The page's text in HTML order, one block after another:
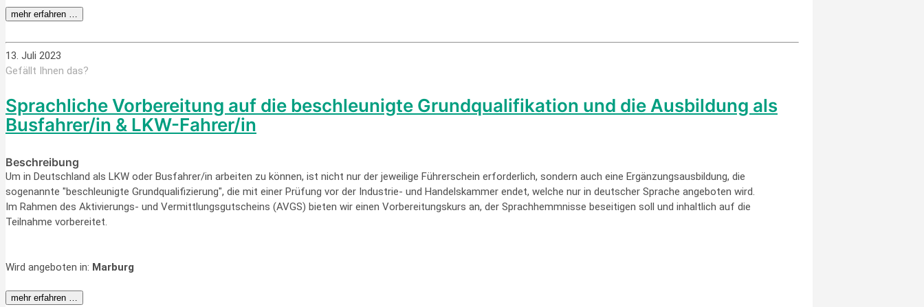
mehr erfahren …
13. Juli 2023
Gefällt Ihnen das?
Sprachliche Vorbereitung auf die beschleunigte Grundqualifikation und die Ausbildung als
Busfahrer/in & LKW-Fahrer/in
Beschreibung
Um in Deutschland als LKW oder Busfahrer/in arbeiten zu können, ist nicht nur der jeweilige Führerschein erforderlich, sondern auch eine Ergänzungsausbildung, die
sogenannte "beschleunigte Grundqualifizierung", die mit einer Prüfung vor der Industrie- und Handelskammer endet, welche nur in deutscher Sprache angeboten wird.
Im Rahmen des Aktivierungs- und Vermittlungsgutscheins (AVGS) bieten wir einen Vorbereitungskurs an, der Sprachhemmnisse beseitigen soll und inhaltlich auf die
Teilnahme vorbereitet.
Wird angeboten in: Marburg
mehr erfahren …